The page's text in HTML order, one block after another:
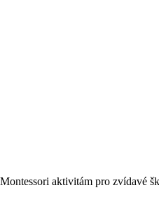
aktivitám pro zvídavé